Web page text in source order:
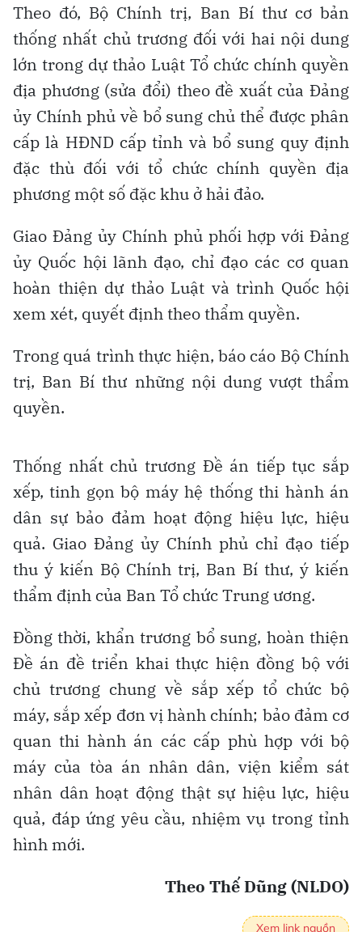
Theo đó, Bộ Chính trị, Ban Bí thư cơ bản
thống nhất chủ trương đối với hai nội dung
lớn trong dự thảo Luật Tổ chức chính quyền
địa phương (sửa đổi) theo đề xuất của Đảng
ủy Chính phủ về bổ sung chủ thể được phân
cấp là HĐND cấp tỉnh và bổ sung quy định
đặc thù đối với tổ chức chính quyền địa
phương một số đặc khu ở hải đảo.
Giao Đảng ủy Chính phủ phối hợp với Đảng
ủy Quốc hội lãnh đạo, chỉ đạo các cơ quan
hoàn thiện dự thảo Luật và trình Quốc hội
xem xét, quyết định theo thẩm quyền.
Trong quá trình thực hiện, báo cáo Bộ Chính
trị, Ban Bí thư những nội dung vượt thẩm
quyền.
Thống nhất chủ trương Đề án tiếp tục sắp
xếp, tinh gọn bộ máy hệ thống thi hành án
dân sự bảo đảm hoạt động hiệu lực, hiệu
quả. Giao Đảng ủy Chính phủ chỉ đạo tiếp
thu ý kiến Bộ Chính trị, Ban Bí thư, ý kiến
thẩm định của Ban Tổ chức Trung ương.
Đồng thời, khẩn trương bổ sung, hoàn thiện
Đề án đề triển khai thực hiện đồng bộ với
chủ trương chung về sắp xếp tổ chức bộ
máy, sắp xếp đơn vị hành chính; bảo đảm cơ
quan thi hành án các cấp phù hợp với bộ
máy của tòa án nhân dân, viện kiểm sát
nhân dân hoạt động thật sự hiệu lực, hiệu
quả, đáp ứng yêu cầu, nhiệm vụ trong tỉnh
hình mới.
Theo Thế Dũng (NLDO)
Xem link nguồn